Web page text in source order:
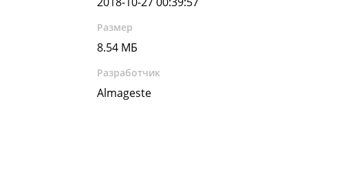
Размер
8.54 МБ
Разработчик
Almageste